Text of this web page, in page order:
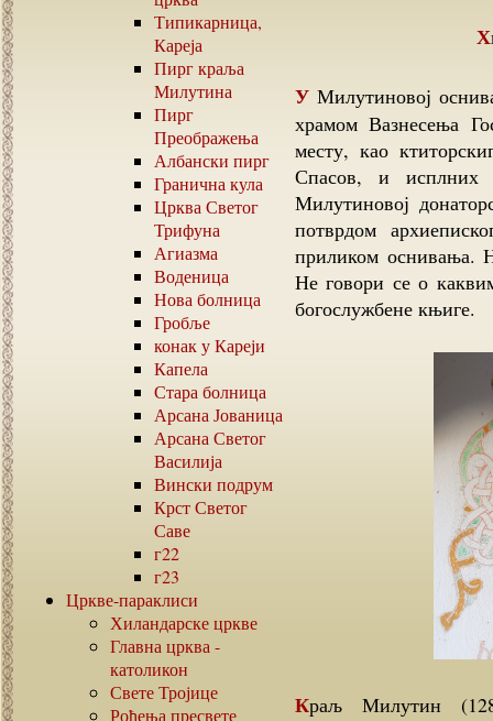
Типикарница,
Кареја
Пирг краља
Милутина
Пирг
Преображења
Албански пирг
Гранична кула
Црква Светог
Трифуна
Агиазма
Воденица
Нова болница
Гробље
конак у Кареји
Капела
Стара болница
Арсана Јованица
Арсана Светог
Василија
Вински подрум
Крст Светог
Саве
г22
г23
Цркве-параклиси
Хиландарске цркве
Главна црква -
католикон
Свете Тројице
Рођења пресвете
У Милутиновој оснивачкој повељи за Хиландарски Пирг Хрусију са
храмом Вазнесења
месту, као
Спасов, и
Милутиновој
потврдом
приликом оснивања.
Не говори се о
богослужбене књиге.
Краљ Милутин (1282-1321), велики ктитор-градитељ радо је